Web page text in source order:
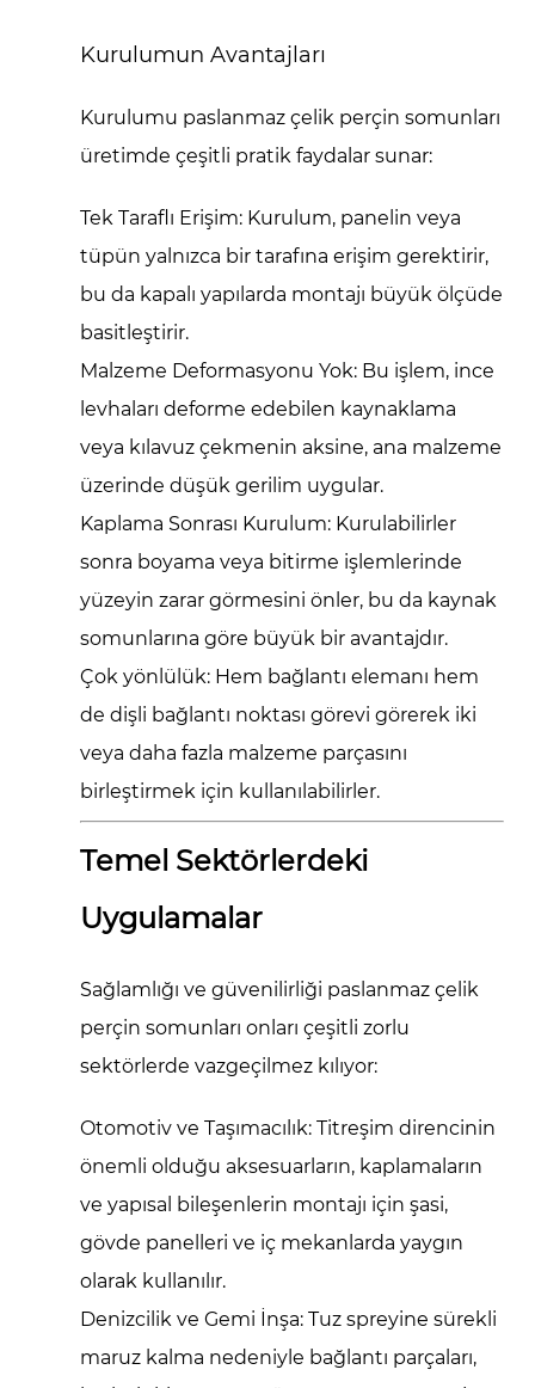
Kurulumun Avantajları
Kurulumu paslanmaz çelik perçin somunları
üretimde çeşitli pratik faydalar sunar:
Tek Taraflı Erişim: Kurulum, panelin veya
tüpün yalnızca bir tarafına erişim gerektirir,
bu da kapalı yapılarda montajı büyük ölçüde
basitleştirir.
Malzeme Deformasyonu Yok: Bu işlem, ince
levhaları deforme edebilen kaynaklama
veya kılavuz çekmenin aksine, ana malzeme
üzerinde düşük gerilim uygular.
Kaplama Sonrası Kurulum: Kurulabilirler
sonra boyama veya bitirme işlemlerinde
yüzeyin zarar görmesini önler, bu da kaynak
somunlarına göre büyük bir avantajdır.
Çok yönlülük: Hem bağlantı elemanı hem
de dişli bağlantı noktası görevi görerek iki
veya daha fazla malzeme parçasını
birleştirmek için kullanılabilirler.
Temel Sektörlerdeki
Uygulamalar
Sağlamlığı ve güvenilirliği paslanmaz çelik
perçin somunlarıonları çeşitli zorlu
sektörlerde vazgeçilmez kılıyor:
Otomotiv ve Taşımacılık:Titreşim direncinin
önemli olduğu aksesuarların, kaplamaların
ve yapısal bileşenlerin montajı için şasi,
gövde panelleri ve iç mekanlarda yaygın
olarak kullanılır.
Denizcilik ve Gemi İnşa:Tuz spreyine sürekli
maruz kalma nedeniyle bağlantı parçaları,